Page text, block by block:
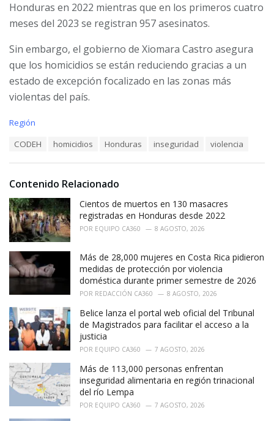
Honduras en 2022 mientras que en los primeros cuatro
meses del 2023 se registran 957 asesinatos.
Sin embargo, el gobierno de Xiomara Castro asegura
que los homicidios se están reduciendo gracias a un
estado de excepción focalizado en las zonas más
violentas del país.
C
r
i
e
s
Región
:
CODEH homicidios Honduras inseguridad violencia
Contenido Relacionado
Cientos de muertos en 130 masacres
registradas en Honduras desde 2022
POR EQUIPO CA360 8 AGOSTO, 2026
Más de 28,000 mujeres en Costa Rica pidieron
medidas de protección por violencia
doméstica durante primer semestre de 2026
POR REDACCIÓN CA360 8 AGOSTO, 2026
Belice lanza el portal web oficial del Tribunal
de Magistrados para facilitar el acceso a la
justicia
POR EQUIPO CA360 7 AGOSTO, 2026
Más de 113,000 personas enfrentan
inseguridad alimentaria en región trinacional
del río Lempa
POR EQUIPO CA360 7 AGOSTO, 2026